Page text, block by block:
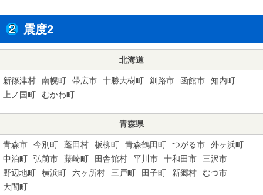
震度2
北海道
新篠津村 南幌町 帯広市 十勝大樹町 釧路市 函館市
知内町
上ノ国町
むかわ町
青森県
青森市 今別町 蓬田村 板柳町 青森鶴田町 つがる市
外ヶ浜町
中泊町
弘前市 藤崎町 田舎館村 平川市 十和田市
三沢市
野辺地町
横浜町 六ヶ所村 三戸町 田子町 新郷村
むつ市
大間町